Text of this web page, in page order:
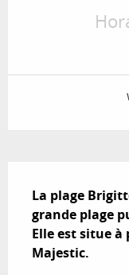
La plage
grande plage
Elle est situe
Majestic.